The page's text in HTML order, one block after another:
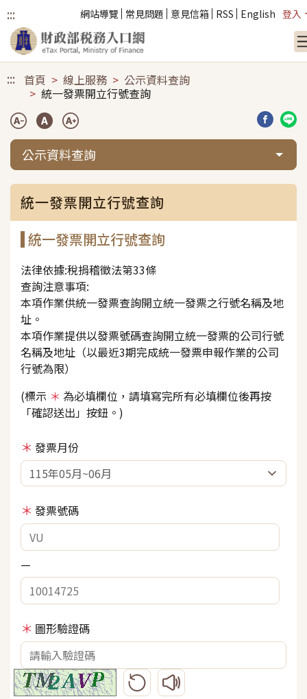
::: 網站導覽 常見問題 意見信箱 RSS English 登入
::: 首頁 線上服務
公示資料查詢
統一發票開立行號查詢
分享到
分
公示資料查詢
統一發票開立行號查詢
統一發票開立行號查詢
法律依據:稅捐稽徵法第33條
查詢注意事項:
本項作業供統一發票查詢開立統一發票之行號名稱及地
址。
本項作業提供以發票號碼查詢開立統一發票的公司行號
名稱及地址（以最近3期完成統一發票申報作業的公司
行號為限）
(標示 ＊ 為必填欄位，請填寫完所有必填欄位後再按
「確認送出」按鈕。)
發票月份
發票號碼
—
圖形驗證碼
更新圖形驗證碼播放圖形驗證碼語音